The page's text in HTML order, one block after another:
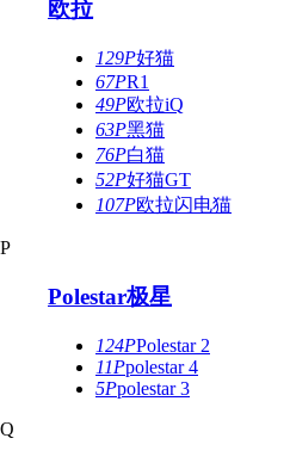
欧拉
129P好猫
67PR1
49P欧拉iQ
63P黑猫
76P白猫
52P好猫GT
107P欧拉闪电猫
P
Polestar极星
124PPolestar 2
11Ppolestar 4
5Ppolestar 3
Q